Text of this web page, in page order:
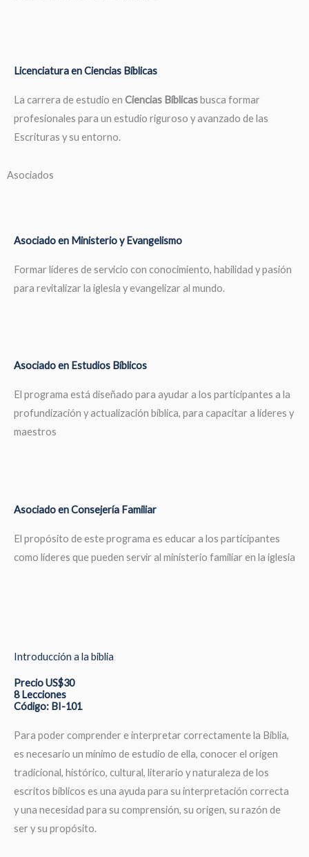
Licenciatura en Ciencias Bíblicas
La carrera de estudio en Ciencias Bíblicasbusca formar
profesionales para un estudio riguroso y avanzado de las
Escrituras y su entorno.
Asociados
Asociado en Ministerio y Evangelismo
Formar líderes de servicio con conocimiento, habilidad y pasión
para revitalizar la iglesia y evangelizar al mundo.
Asociado en Estudios Bíblicos
El programa está diseñado para ayudar a los participantes a la
profundización y actualización bíblica, para capacitar a líderes y
maestros
Asociado en Consejería Familiar
El propósito de este programa es educar a los participantes
como líderes que pueden servir al ministerio familiar en la iglesia
Introducción a la biblia
Precio US$30
8 Lecciones
Código: BI-101
Para poder comprender e interpretar correctamente la Biblia,
es necesario un mínimo de estudio de ella, conocer el origen
tradicional, histórico, cultural, literario y naturaleza de los
escritos bíblicos es una ayuda para su interpretación correcta
y una necesidad para su comprensión, su origen, su razón de
ser y su propósito.